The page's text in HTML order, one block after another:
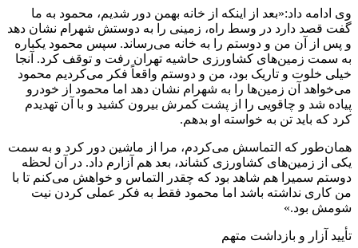
وی ادامه داد:«بعد از اینکه از خانه بهمن دور شدیم، محمود به ما
گفت قصد دارد در وسط راه، زمینی را به دوستش شهرام نشان دهد
و پس از آن من و دوستم را به خانه می‌رساند. سپس محمود یکباره
به سمت زمین‌های کشاورزی حاشیه تهران رفت و توقف کرد. آنجا
خیلی خلوت و تاریک بود، من و دوستم واقعاً فکر می‌کردیم محمود
می‌خواهد آن زمین‌ها را به شهرام نشان دهد اما محمود از خودرو
پیاده شد و چاقویی را از پشت کمرش بیرون کشید و با آن تهدیدم
کرد که باید تن به خواسته او بدهم.
همان‌طور که التماسش می‌کردم، مرا از ماشین دور کرد و به سمت
یکی از زمین‌های کشاورزی کشاند، بعد هم آزارم داد. در آن لحظه
دوستم سمیرا هم شاهد بود که چقدر التماس و خواهش می‌‌کنم تا با
من کاری نداشته باشد اما محمود فقط به فکر عملی کردن نیت
شومش بود.»
تأیید آزار و بازداشت متهم